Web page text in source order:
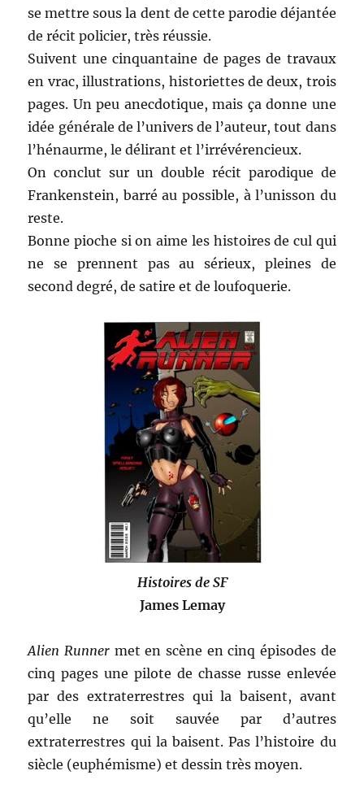
se mettre sous la dent de cette parodie déjantée
de récit policier, très réussie.
Suivent une cinquantaine de pages de travaux
en vrac, illustrations, historiettes de deux, trois
pages. Un peu anecdotique, mais ça donne une
idée générale de l’univers de l’auteur, tout dans
l’hénaurme, le délirant et l’irrévérencieux.
On conclut sur un double récit parodique de
Frankenstein, barré au possible, à l’unisson du
reste.
Bonne pioche si on aime les histoires de cul qui
ne se prennent pas au sérieux, pleines de
second degré, de satire et de loufoquerie.
Histoires de SF
James Lemay
Alien Runner met en scène en cinq épisodes de
cinq pages une pilote de chasse russe enlevée
par des extraterrestres qui la baisent, avant
qu’elle ne soit sauvée par d’autres
extraterrestres qui la baisent. Pas l’histoire du
siècle (euphémisme) et dessin très moyen.